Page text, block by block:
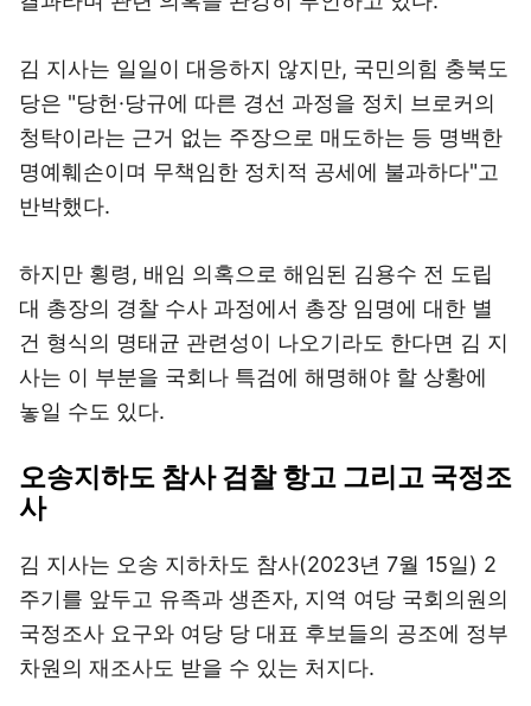
김 지사는 일일이 대응하지 않지만, 국민의힘 충북도
당은 "당헌·당규에 따른 경선 과정을 정치 브로커의
청탁이라는 근거 없는 주장으로 매도하는 등 명백한
명예훼손이며 무책임한 정치적 공세에 불과하다"고
반박했다.
하지만 횡령, 배임 의혹으로 해임된 김용수 전 도립
대 총장의 경찰 수사 과정에서 총장 임명에 대한 별
건 형식의 명태균 관련성이 나오기라도 한다면 김 지
사는 이 부분을 국회나 특검에 해명해야 할 상황에
놓일 수도 있다.
오송지하도 참사 검찰 항고 그리고 국정조
사
김 지사는 오송 지하차도 참사(2023년 7월 15일) 2
주기를 앞두고 유족과 생존자, 지역 여당 국회의원의
국정조사 요구와 여당 당 대표 후보들의 공조에 정부
차원의 재조사도 받을 수 있는 처지다.